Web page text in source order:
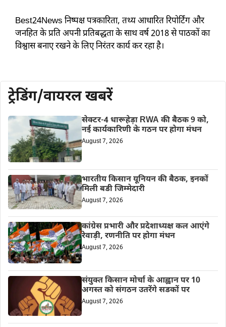
Best24News निष्पक्ष पत्रकारिता, तथ्य आधारित रिपोर्टिंग और
जनहित के प्रति अपनी प्रतिबद्धता के साथ वर्ष 2018 से पाठकों का
विश्वास बनाए रखने के लिए निरंतर कार्य कर रहा है।
ट्रेडिंग/वायरल खबरें
सेक्टर-4 धारूहेड़ा RWA की बैठक 9 को,
नई कार्यकारिणी के गठन पर होगा मंथन
August 7, 2026
भारतीय किसान यूनियन की बैठक, इनकों
मिली बडी जिम्मेदारी
August 7, 2026
कांग्रेस प्रभारी और प्रदेशाध्यक्ष कल आएंगे
रेवाड़ी, रणनीति पर होगा मंथन
August 7, 2026
संयुक्त किसान मोर्चा के आह्वान पर 10
अगस्त को संगठन उतरेंगे सडकों पर
August 7, 2026